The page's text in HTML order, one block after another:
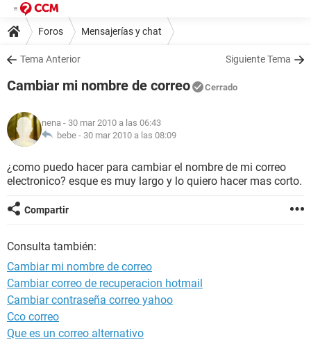
Foros Mensajerías y chat
Tema Anterior Siguiente Tema
Cambiar mi nombre de correo Cerrado
nena - 30 mar 2010 a las 06:43
bebe - 30 mar 2010 a las 08:09
¿como puedo hacer para cambiar el nombre de mi correo
electronico? esque es muy largo y lo quiero hacer mas corto.
Compartir
Consulta también:
Cambiar mi nombre de correo
Cambiar correo de recuperacion hotmail
Cambiar contraseña correo yahoo
Cco correo
Que es un correo alternativo